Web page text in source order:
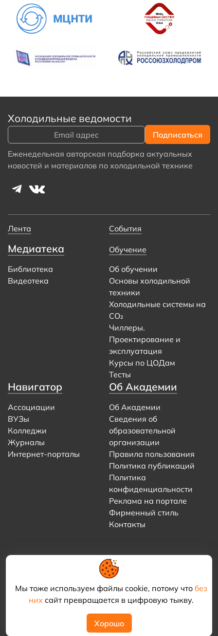
Мы тоже используем файлы cookie, потому что без
нихсайт превращается в цифровую тыкву.
Хорошо
Холодильные ведомости
Еженедельная авторская подборка актуальных
новостей и материалов по холодильной технике
Лента События
Медиатека
Библиотека
Видеотека
Обучение
Об обучении
Основы холодильной
техники
Холодильные системы на
CO₂
Чиллеры.
Проектирование и
эксплуатация
Курсы по ЦОДам
Тесты
Навигатор
Ассоциации
ВУЗы
Колледжи
Журналы
Интернет-порталы
Об Академии
Об Академии
Сведения об
образовательной
организации
Правила пользования
Политика публикаций
Политика
конфиденциальности
Реклама на портале
Фирменный стиль
Контакты
© 2021–2026 «Академия КриоФрост»